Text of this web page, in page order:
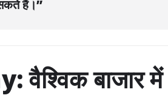
हैं।”
बाजार में